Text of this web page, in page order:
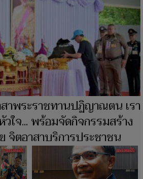
สาพระราชทานปฏิญาณตน เรา
ใจ... พร้อมจัดกิจกรรมสร้าง
จิตอาสาบริการประชาชน